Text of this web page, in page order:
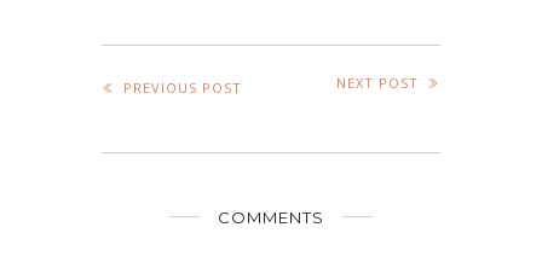
PREVIOUS POST NEXT POST
COMMENTS